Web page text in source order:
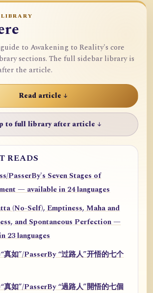
to Awakening to Reality's core
sections. The full sidebar library is
the article.
Read article ↓
to full library after article ↓
READS
PasserBy's Seven Stages of
— available in 24 languages
(No-Self), Emptiness, Maha and
and Spontaneous Perfection —
23 languages
真如”/PasserBy “过路人”开悟的七个
真如”/PasserBy “過路人”開悟的七個